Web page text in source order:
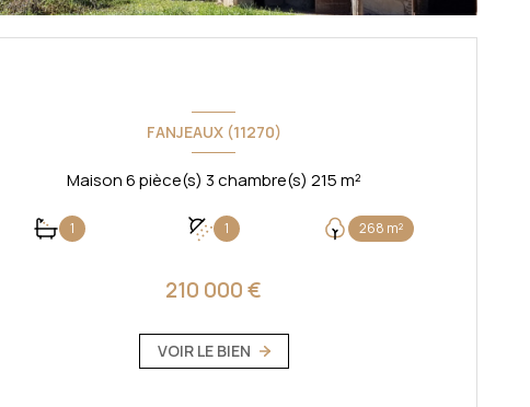
FANJEAUX (11270)
Maison 6 pièce(s) 3 chambre(s) 215 m²
1 1 268 m²
210 000 €
VOIR LE BIEN